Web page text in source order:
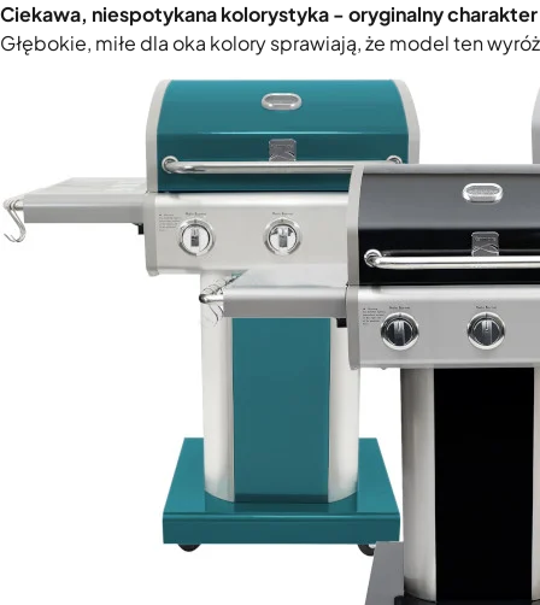
Ciekawa, niespotykana kolorystyka - oryginalny
Głębokie, miłe dla oka kolory sprawiają, że model ten